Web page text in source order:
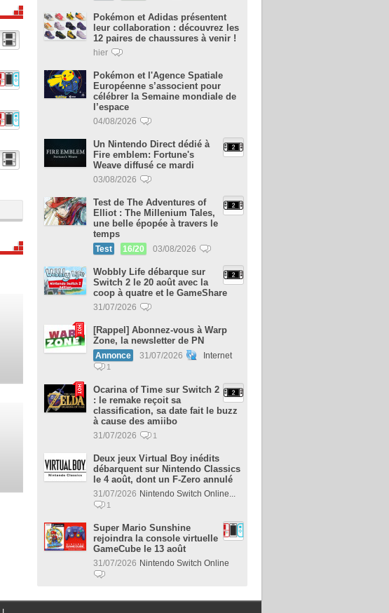
Pokémon et Adidas présentent
leur collaboration : découvrez les
12 paires de chaussures à venir !
hier
Pokémon et l'Agence Spatiale
Européenne s’associent pour
célébrer la Semaine mondiale de
l’espace
04/08/2026
Un Nintendo Direct dédié à
Fire emblem: Fortune's
Weave diffusé ce mardi
03/08/2026
Test de The Adventures of
Elliot : The Millenium Tales,
une belle épopée à travers le
temps
Test 16/20 03/08/2026
Wobbly Life débarque sur
Switch 2 le 20 août avec la
coop à quatre et le GameShare
31/07/2026
[Rappel] Abonnez-vous à Warp
Zone, la newsletter de PN
Annonce 31/07/2026 Internet
1
Ocarina of Time sur Switch 2
: le remake reçoit sa
classification, sa date fait le buzz
à cause des amiibo
31/07/2026 1
Deux jeux Virtual Boy inédits
débarquent sur Nintendo Classics
le 4 août, dont un F-Zero annulé
31/07/2026 Nintendo Switch Online...
1
Super Mario Sunshine
rejoindra la console virtuelle
GameCube le 13 août
31/07/2026 Nintendo Switch Online